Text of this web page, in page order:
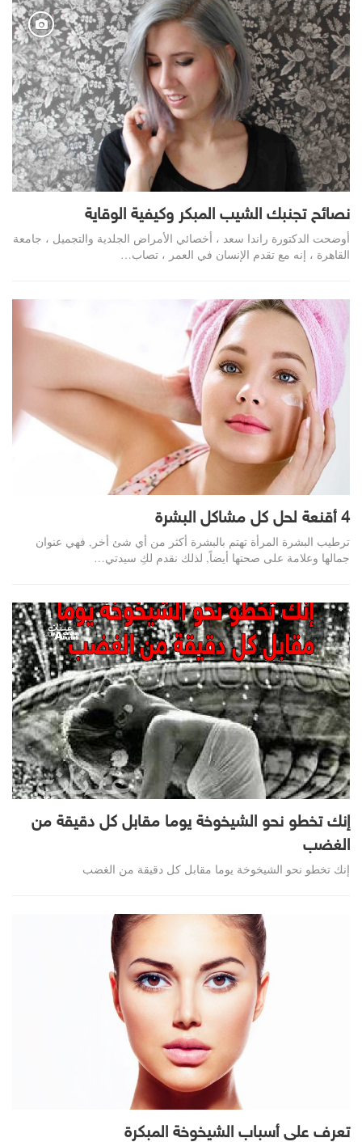
نصائح تجنبك الشيب المبكر وكيفية الوقاية
أوضحت الدكتورة راندا سعد ، أخصائي الأمراض الجلدية والتجميل ، جامعة
القاهرة ، إنه مع تقدم الإنسان في العمر ، تصاب…
4 أقنعة لحل كل مشاكل البشرة
ترطيب البشرة المرأة تهتم بالبشرة أكثر من أي شئ أخر, فهي عنوان
جمالها وعلامة على صحتها أيضاً, لذلك نقدم لكِ سيدتي…
إنك تخطو نحو الشيخوخة يوما مقابل كل دقيقة من
الغضب
إنك تخطو نحو الشيخوخة يوما مقابل كل دقيقة من الغضب
تعرف على أسباب الشيخوخة المبكرة